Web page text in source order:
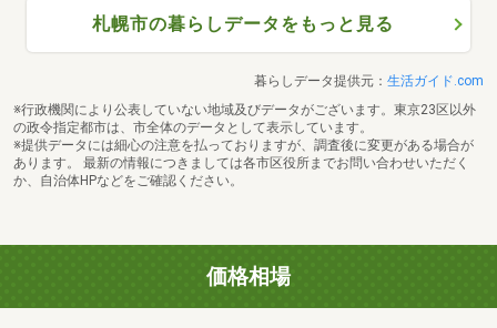
札幌市の暮らしデータをもっと見る
暮らしデータ提供元： 生活ガイド.com
※行政機関により公表していない地域及びデータがございます。東京23区以外
の政令指定都市は、市全体のデータとして表示しています。
※提供データには細心の注意を払っておりますが、調査後に変更がある場合が
あります。 最新の情報につきましては各市区役所までお問い合わせいただく
か、自治体HPなどをご確認ください。
価格相場